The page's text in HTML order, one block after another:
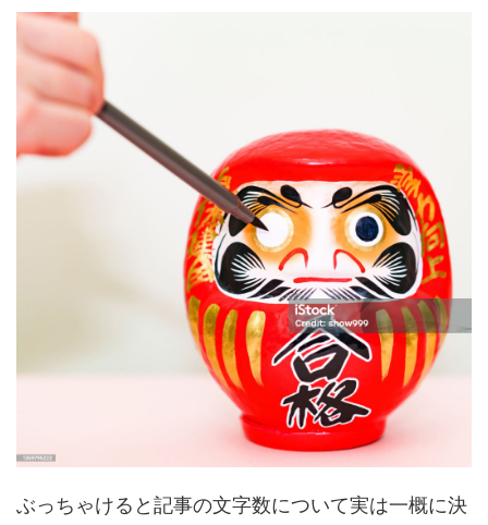
ぶっちゃけると記事の文字数について実は一概に決